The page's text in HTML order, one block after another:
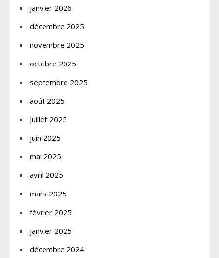
janvier 2026
décembre 2025
novembre 2025
octobre 2025
septembre 2025
août 2025
juillet 2025
juin 2025
mai 2025
avril 2025
mars 2025
février 2025
janvier 2025
décembre 2024